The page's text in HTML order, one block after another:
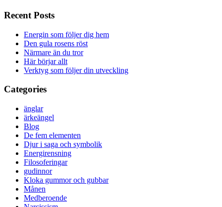
Recent Posts
Energin som följer dig hem
Den gula rosens röst
Närmare än du tror
Här börjar allt
Verktyg som följer din utveckling
Categories
änglar
ärkeängel
Blog
De fem elementen
Djur i saga och symbolik
Energirensning
Filosoferingar
gudinnor
Kloka gummor och gubbar
Månen
Medberoende